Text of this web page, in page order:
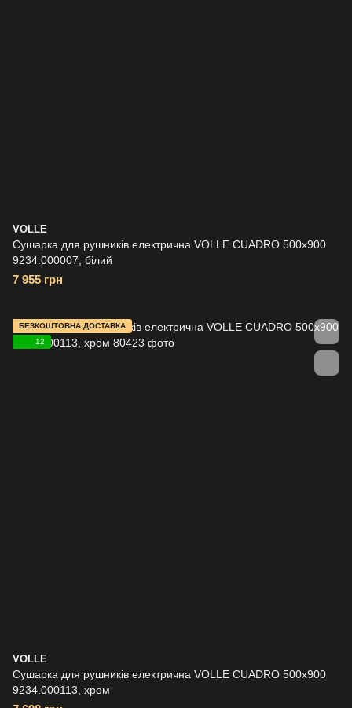
VOLLE
Сушарка для рушників електрична VOLLE CUADRO 500x900
9234.000007, білий
7 955 грн
БЕЗКОШТОВНА ДОСТАВКА
12
VOLLE
Сушарка для рушників електрична VOLLE CUADRO 500x900
9234.000113, хром